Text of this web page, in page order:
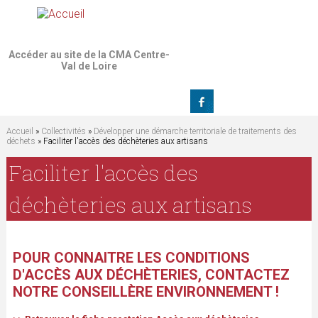
Accéder au site de la CMA Centre-
Val de Loire
V
o
u
s
ê
Accueil » Collectivités » Développer une démarche territoriale de traitements des
déchets » Faciliter l'accès des déchèteries aux artisans
Faciliter l'accès des
déchèteries aux artisans
POUR CONNAITRE LES CONDITIONS
D'ACCÈS AUX DÉCHÈTERIES, CONTACTEZ
NOTRE CONSEILLÈRE ENVIRONNEMENT !